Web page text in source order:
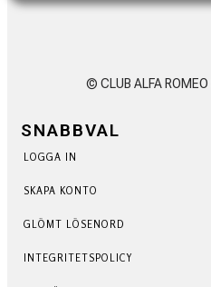
© CLUB ALFA
SNABBVAL
LOGGA IN
SKAPA KONTO
GLÖMT LÖSENORD
INTEGRITETSPOLICY